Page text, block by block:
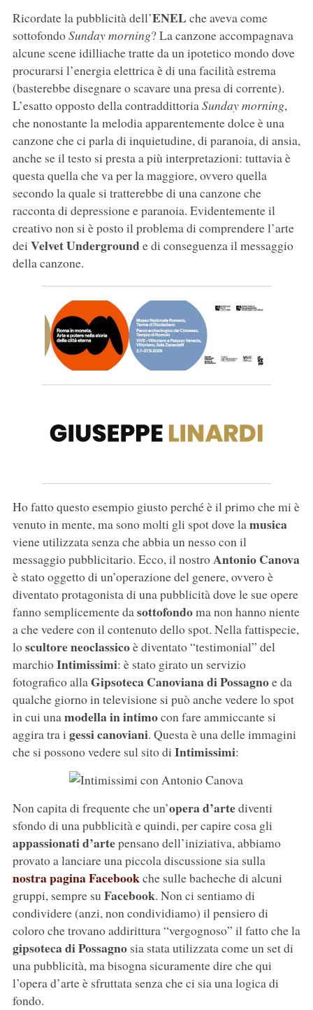
Ricordate la pubblicità dell’ENEL che aveva come
sottofondoSunday morning? La canzone accompagnava
alcune scene idilliache tratte da un ipotetico mondo dove
procurarsi l’energia elettrica è di una facilità estrema
(basterebbe disegnare o scavare una presa di corrente).
L’esatto opposto della contraddittoriaSunday morning,
che nonostante la melodia apparentemente dolce è una
canzone che ci parla di inquietudine, di paranoia, di ansia,
anche se il testo si presta a più interpretazioni: tuttavia è
questa quella che va per la maggiore, ovvero quella
secondo la quale si tratterebbe di una canzone che
racconta di depressione e paranoia. Evidentemente il
creativo non si è posto il problema di comprendere l’arte
dei Velvet Undergrounde di conseguenza il messaggio
della canzone.
Ho fatto questo esempio giusto perché è il primo che mi è
venuto in mente, ma sono molti gli spot dove lamusica
viene utilizzata senza che abbia un nesso con il
messaggio pubblicitario. Ecco, il nostroAntonio Canova
è stato oggetto di un’operazione del genere, ovvero è
diventato protagonista di una pubblicità dove le sue opere
fanno semplicemente dasottofondoma non hanno niente
a che vedere con il contenuto dello spot. Nella fattispecie,
loscultore neoclassicoè diventato “testimonial” del
marchioIntimissimi: è stato girato un servizio
fotografico allaGipsoteca Canoviana di Possagnoe da
qualche giorno in televisione si può anche vedere lo spot
in cui unamodella in intimocon fare ammiccante si
aggira tra i gessi canoviani. Questa è una delle immagini
che si possono vedere sul sito di Intimissimi:
Non capita di frequente che un’opera d’artediventi
sfondo di una pubblicità e quindi, per capire cosa gli
appassionati d’artepensano dell’iniziativa, abbiamo
provato a lanciare una piccola discussione sia sulla
nostra pagina Facebookche sulle bacheche di alcuni
gruppi, sempre suFacebook. Non ci sentiamo di
condividere (anzi, non condividiamo) il pensiero di
coloro che trovano addirittura “vergognoso” il fatto che la
gipsoteca di Possagnosia stata utilizzata come un set di
una pubblicità, ma bisogna sicuramente dire che qui
l’opera d’arte è sfruttata senza che ci sia una logica di
fondo.